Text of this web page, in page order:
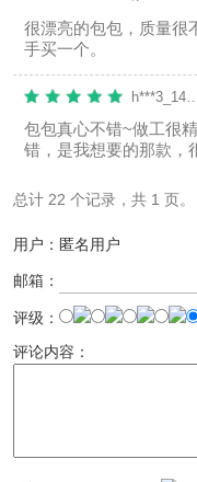
很漂亮的包包，质量很
手买一个。
包包真心不错~做工很
错，是我想要的那款，
总计 22 个记录，共 1 页。
用户：匿名用户
邮箱：
评级：
评论内容：